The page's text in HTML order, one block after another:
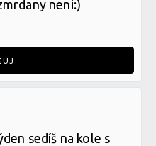
neni:)
sedíš na kole s